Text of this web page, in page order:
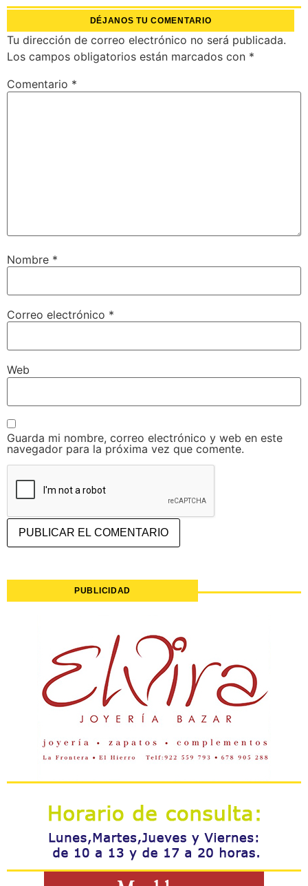
DÉJANOS TU COMENTARIO
Tu dirección de correo electrónico no será publicada.
Los campos obligatorios están marcados con *
Comentario *
Nombre *
Correo electrónico *
Web
Guarda mi nombre, correo electrónico y web en este
navegador para la próxima vez que comente.
PUBLICIDAD